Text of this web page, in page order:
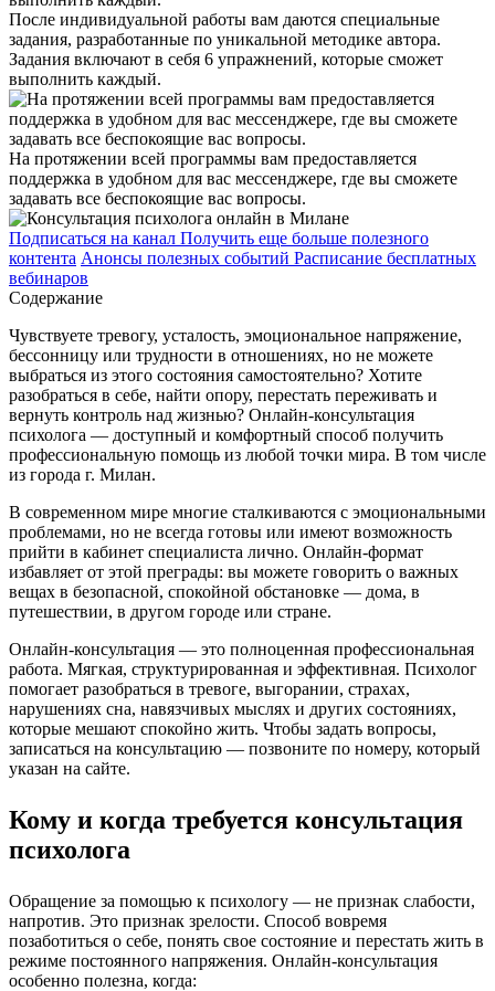
После индивидуальной работы вам даются специальные
задания, разработанные по уникальной методике автора.
Задания включают в себя 6 упражнений, которые сможет
выполнить каждый.
На протяжении всей программы вам предоставляется
поддержка в удобном для вас мессенджере, где вы сможете
задавать все беспокоящие вас вопросы.
Подписаться на канал Получить еще больше полезного
контента Анонсы полезных событий Расписание бесплатных
вебинаров
Содержание
Чувствуете тревогу, усталость, эмоциональное напряжение,
бессонницу или трудности в отношениях, но не можете
выбраться из этого состояния самостоятельно? Хотите
разобраться в себе, найти опору, перестать переживать и
вернуть контроль над жизнью? Онлайн-консультация
психолога — доступный и комфортный способ получить
профессиональную помощь из любой точки мира. В том числе
из города г. Милан.
В современном мире многие сталкиваются с эмоциональными
проблемами, но не всегда готовы или имеют возможность
прийти в кабинет специалиста лично. Онлайн-формат
избавляет от этой преграды: вы можете говорить о важных
вещах в безопасной, спокойной обстановке — дома, в
путешествии, в другом городе или стране.
Онлайн-консультация — это полноценная профессиональная
работа. Мягкая, структурированная и эффективная. Психолог
помогает разобраться в тревоге, выгорании, страхах,
нарушениях сна, навязчивых мыслях и других состояниях,
которые мешают спокойно жить. Чтобы задать вопросы,
записаться на консультацию — позвоните по номеру, который
указан на сайте.
Кому и когда требуется консультация
психолога
Обращение за помощью к психологу — не признак слабости,
напротив. Это признак зрелости. Способ вовремя
позаботиться о себе, понять свое состояние и перестать жить в
режиме постоянного напряжения. Онлайн-консультация
особенно полезна, когда: